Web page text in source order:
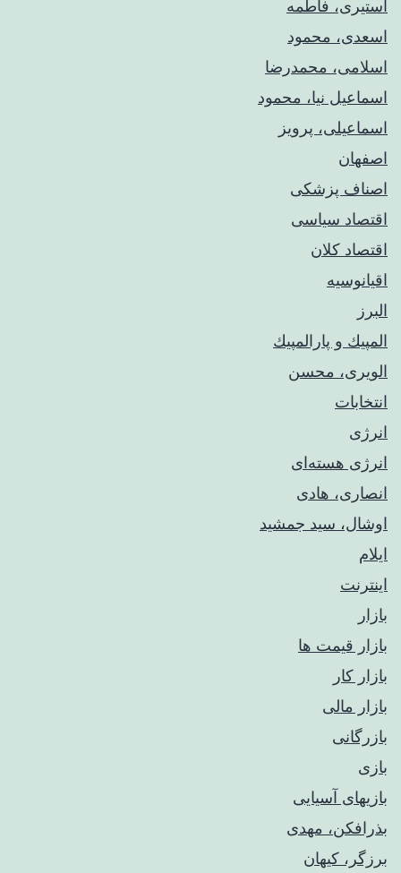
استیری، فاطمه
اسعدی، محمود
اسلامی، محمدرضا
اسماعیل نیا، محمود
اسماعیلی، پرویز
اصفهان
اصناف پزشکی
اقتصاد سیاسی
اقتصاد کلان
اقیانوسیه
البرز
المپيك و پارالمپيك
الویری، محسن
انتخابات
انرژی
انرژی هسته‌ای
انصاری، هادی
اوشال، سید جمشید
ایلام
اینترنت
بازار
بازار قیمت ها
بازار کار
بازار مالی
بازرگانی
بازی
بازیهای آسیایی
بذرافکن، مهدی
برزگر، کیهان